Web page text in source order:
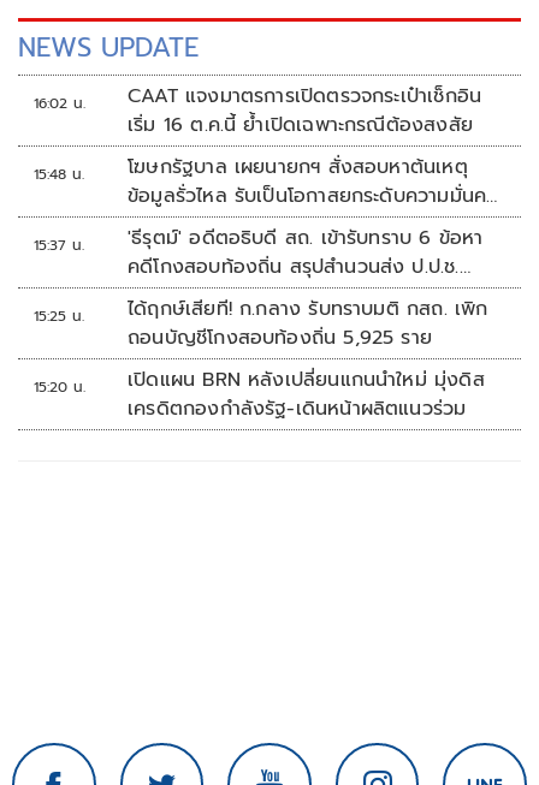
NEWS UPDATE
16:02 น.
CAAT แจงมาตรการเปิดตรวจกระเป๋าเช็กอิน
เริ่ม 16 ต.ค.นี้ ย้ำเปิดเฉพาะกรณีต้องสงสัย
15:48 น.
โฆษกรัฐบาล เผยนายกฯ สั่งสอบหาต้นเหตุ
ข้อมูลรั่วไหล รับเป็นโอกาสยกระดับความมั่นคง
ปลอดภัยข้อมูลภาครัฐทั้งระบบ
15:37 น.
'ธีรุตม์' อดีตอธิบดี สถ. เข้ารับทราบ 6 ข้อหา
คดีโกงสอบท้องถิ่น สรุปสำนวนส่ง ป.ป.ช.
สัปดาห์หน้า
15:25 น.
ได้ฤกษ์เสียที! ก.กลาง รับทราบมติ กสถ. เพิก
ถอนบัญชีโกงสอบท้องถิ่น 5,925 ราย
15:20 น.
เปิดแผน BRN หลังเปลี่ยนแกนนำใหม่ มุ่งดิส
เครดิตกองกำลังรัฐ-เดินหน้าผลิตแนวร่วม